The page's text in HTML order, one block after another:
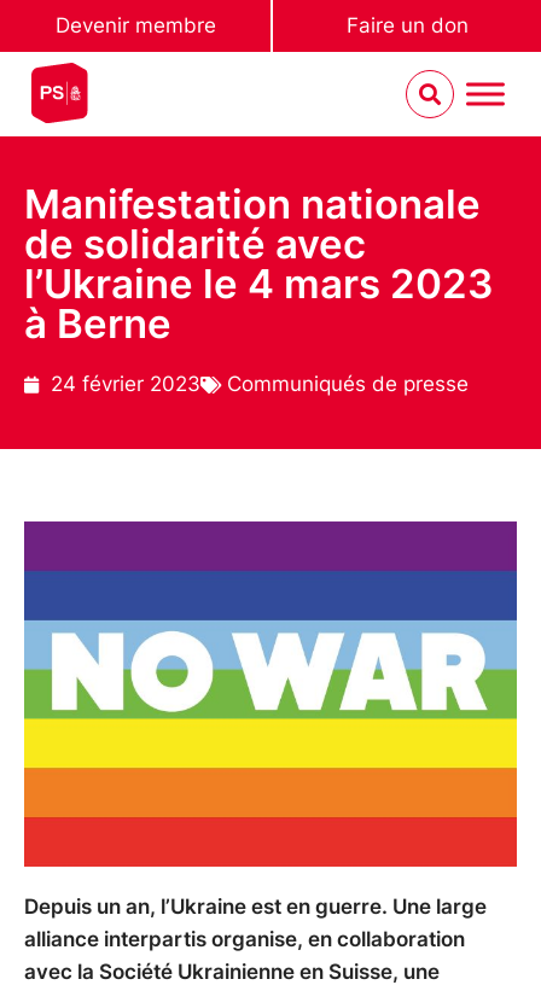
Devenir membre Faire un don
Manifestation nationale
de solidarité avec
l’Ukraine le 4 mars 2023
à Berne
24 février 2023 Communiqués de presse
Depuis un an, l’Ukraine est en guerre. Une large
alliance interpartis organise, en collaboration
avec la Société Ukrainienne en Suisse, une